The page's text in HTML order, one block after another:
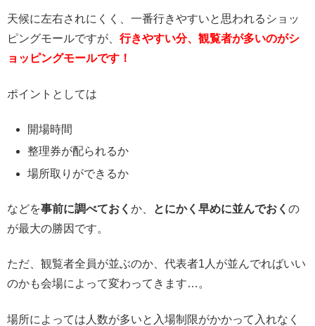
天候に左右されにくく、一番行きやすいと思われるショッ
ピングモールですが、 行きやすい分、観覧者が多いのがシ
ョッピングモールです！
ポイントとしては
開場時間
整理券が配られるか
場所取りができるか
などを事前に調べておく か、 とにかく早めに並んでおく の
が最大の勝因です。
ただ、観覧者全員が並ぶのか、代表者1人が並んでればいい
のかも会場によって変わってきます…。
場所によっては人数が多いと入場制限がかかって入れなく